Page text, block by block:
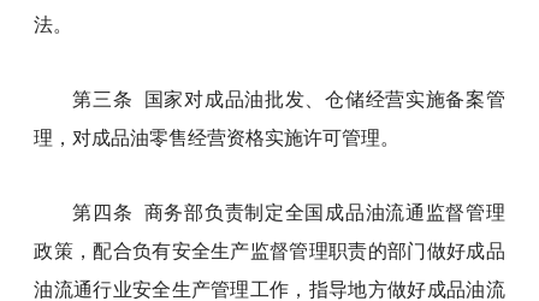
法。
第三条 国家对成品油批发、仓储经营实施备案管
理，对成品油零售经营资格实施许可管理。
第四条 商务部负责制定全国成品油流通监督管理
政策，配合负有安全生产监督管理职责的部门做好成品
油流通行业安全生产管理工作，指导地方做好成品油流